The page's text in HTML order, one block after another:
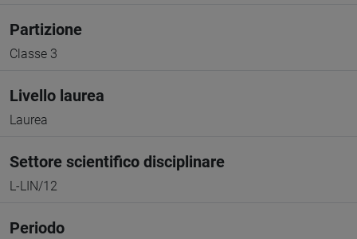
Partizione
Classe 3
Livello laurea
Laurea
Settore scientifico disciplinare
L-LIN/12
Periodo